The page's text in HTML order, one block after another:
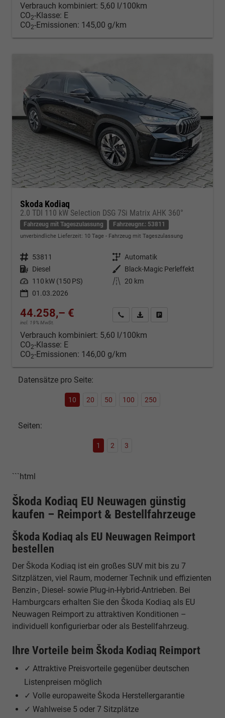
Verbrauch kombiniert: 5,60 l/100km
CO2-Klasse: E
CO2-Emissionen: 145,00 g/km
Skoda Kodiaq
2.0 TDI 110 kW Selection DSG 7Si Matrix AHK 360°
Fahrzeug mit Tageszulassung Fahrzeugnr.: 53811
unverbindliche Lieferzeit: 10 Tage Fahrzeug mit Tageszulassung
Fahrzeugnr. 53811 Getriebe Automatik
Kraftstoff Diesel Außenfarbe Black-Magic Perleffekt
Leistung 110 kW (150 PS) Kilometerstand
20 km
01.03.2026
44.258,– €
incl. 19% MwSt.
Kontakt & Angebot anfordern
PDF-Datei, Fahrzeugexposé
Verbrauch kombiniert: 5,60 l/100km
CO2-Klasse: E
CO2-Emissionen: 146,00 g/km
Datensätze pro Seite:
10 20 50 100 250
Seiten:
1 2 3
```html
Škoda Kodiaq EU Neuwagen günstig
kaufen – Reimport & Bestellfahrzeuge
Škoda Kodiaq als EU Neuwagen Reimport
bestellen
Der Škoda Kodiaq ist ein großes SUV mit bis zu 7
Sitzplätzen, viel Raum, moderner Technik und effizienten
Benzin-, Diesel- sowie Plug-in-Hybrid-Antrieben. Bei
Hamburgcars erhalten Sie den Škoda Kodiaq als EU
Neuwagen Reimport zu attraktiven Konditionen –
individuell konfigurierbar oder als Bestellfahrzeug.
Ihre Vorteile beim Škoda Kodiaq Reimport
✓ Attraktive Preisvorteile gegenüber deutschen
Listenpreisen möglich
✓ Volle europaweite Škoda Herstellergarantie
✓ Wahlweise 5 oder 7 Sitzplätze